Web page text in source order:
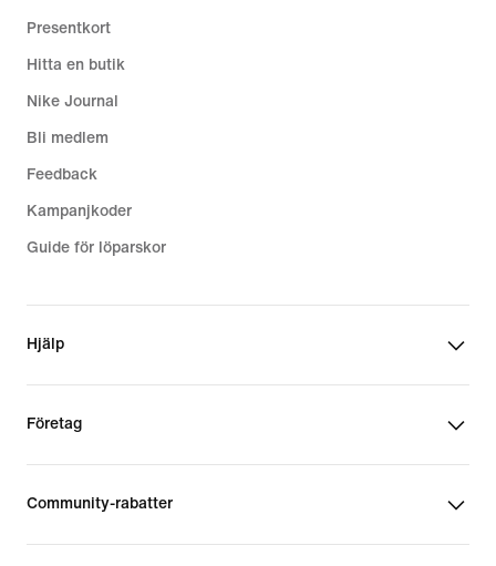
Presentkort
Hitta en butik
Nike Journal
Bli medlem
Feedback
Kampanjkoder
Guide för löparskor
Hjälp
Företag
Community-rabatter